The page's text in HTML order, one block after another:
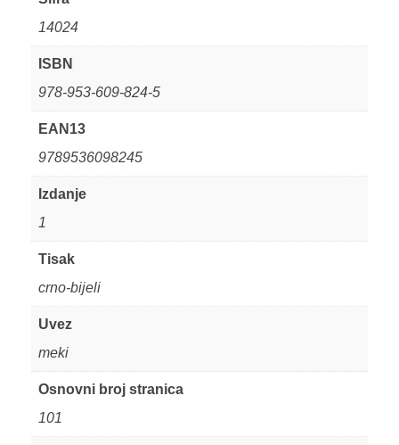
14024
ISBN
978-953-609-824-5
EAN13
9789536098245
Izdanje
1
Tisak
crno-bijeli
Uvez
meki
Osnovni broj stranica
101